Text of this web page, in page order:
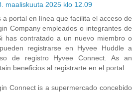
maaliskuuta 2025 klo 12.09
a portal en línea que facilita el acceso de
Company empleados o integrantes de
has contratado a un nuevo miembro o
registrarse en Hyvee Huddle a
de registro Hyvee Connect. As an
beneficios al registrarte en el portal.
Connect is a supermercado concebido